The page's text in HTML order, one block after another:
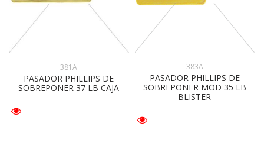
381A
PASADOR PHILLIPS DE
SOBREPONER 37 LB CAJA
383A
PASADOR PHILLIPS DE
SOBREPONER MOD 35 LB
BLISTER